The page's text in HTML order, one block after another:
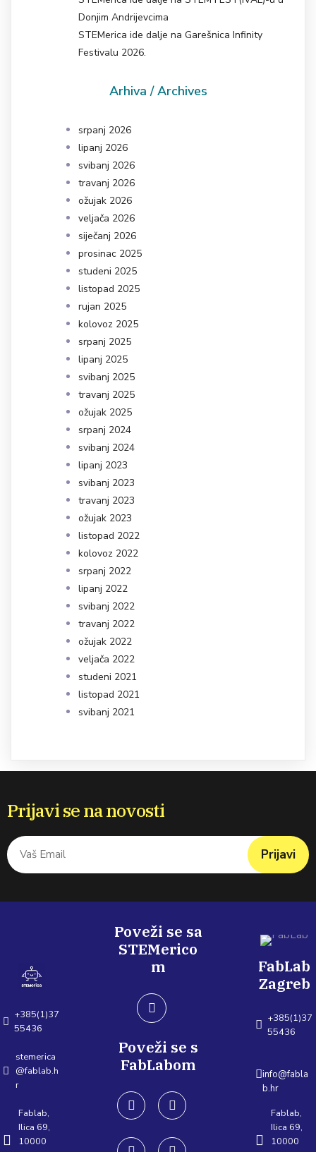
Donjim Andrijevcima
STEMerica ide dalje na Garešnica Infinity
Festivalu 2026.
Arhiva / Archives
srpanj 2026
lipanj 2026
svibanj 2026
travanj 2026
ožujak 2026
veljača 2026
siječanj 2026
prosinac 2025
studeni 2025
listopad 2025
rujan 2025
kolovoz 2025
srpanj 2025
lipanj 2025
svibanj 2025
travanj 2025
ožujak 2025
srpanj 2024
svibanj 2024
lipanj 2023
svibanj 2023
travanj 2023
ožujak 2023
listopad 2022
kolovoz 2022
srpanj 2022
lipanj 2022
svibanj 2022
travanj 2022
ožujak 2022
veljača 2022
studeni 2021
listopad 2021
svibanj 2021
Prijavi se na novosti
Prijavi
+385(1)37
55436
stemerica
@fablab.h
r
Fablab,
Ilica 69,
10000
Poveži se sa
STEMerico
m
Poveži se s
FabLabom
FabLab
Zagreb
+385(1)37
55436
info@fabla
b.hr
Fablab,
Ilica 69,
10000